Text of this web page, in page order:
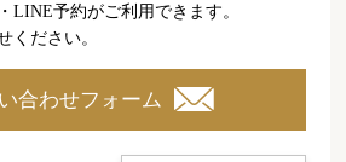
LINE予約がご利用できます。
ください。
合わせフォーム